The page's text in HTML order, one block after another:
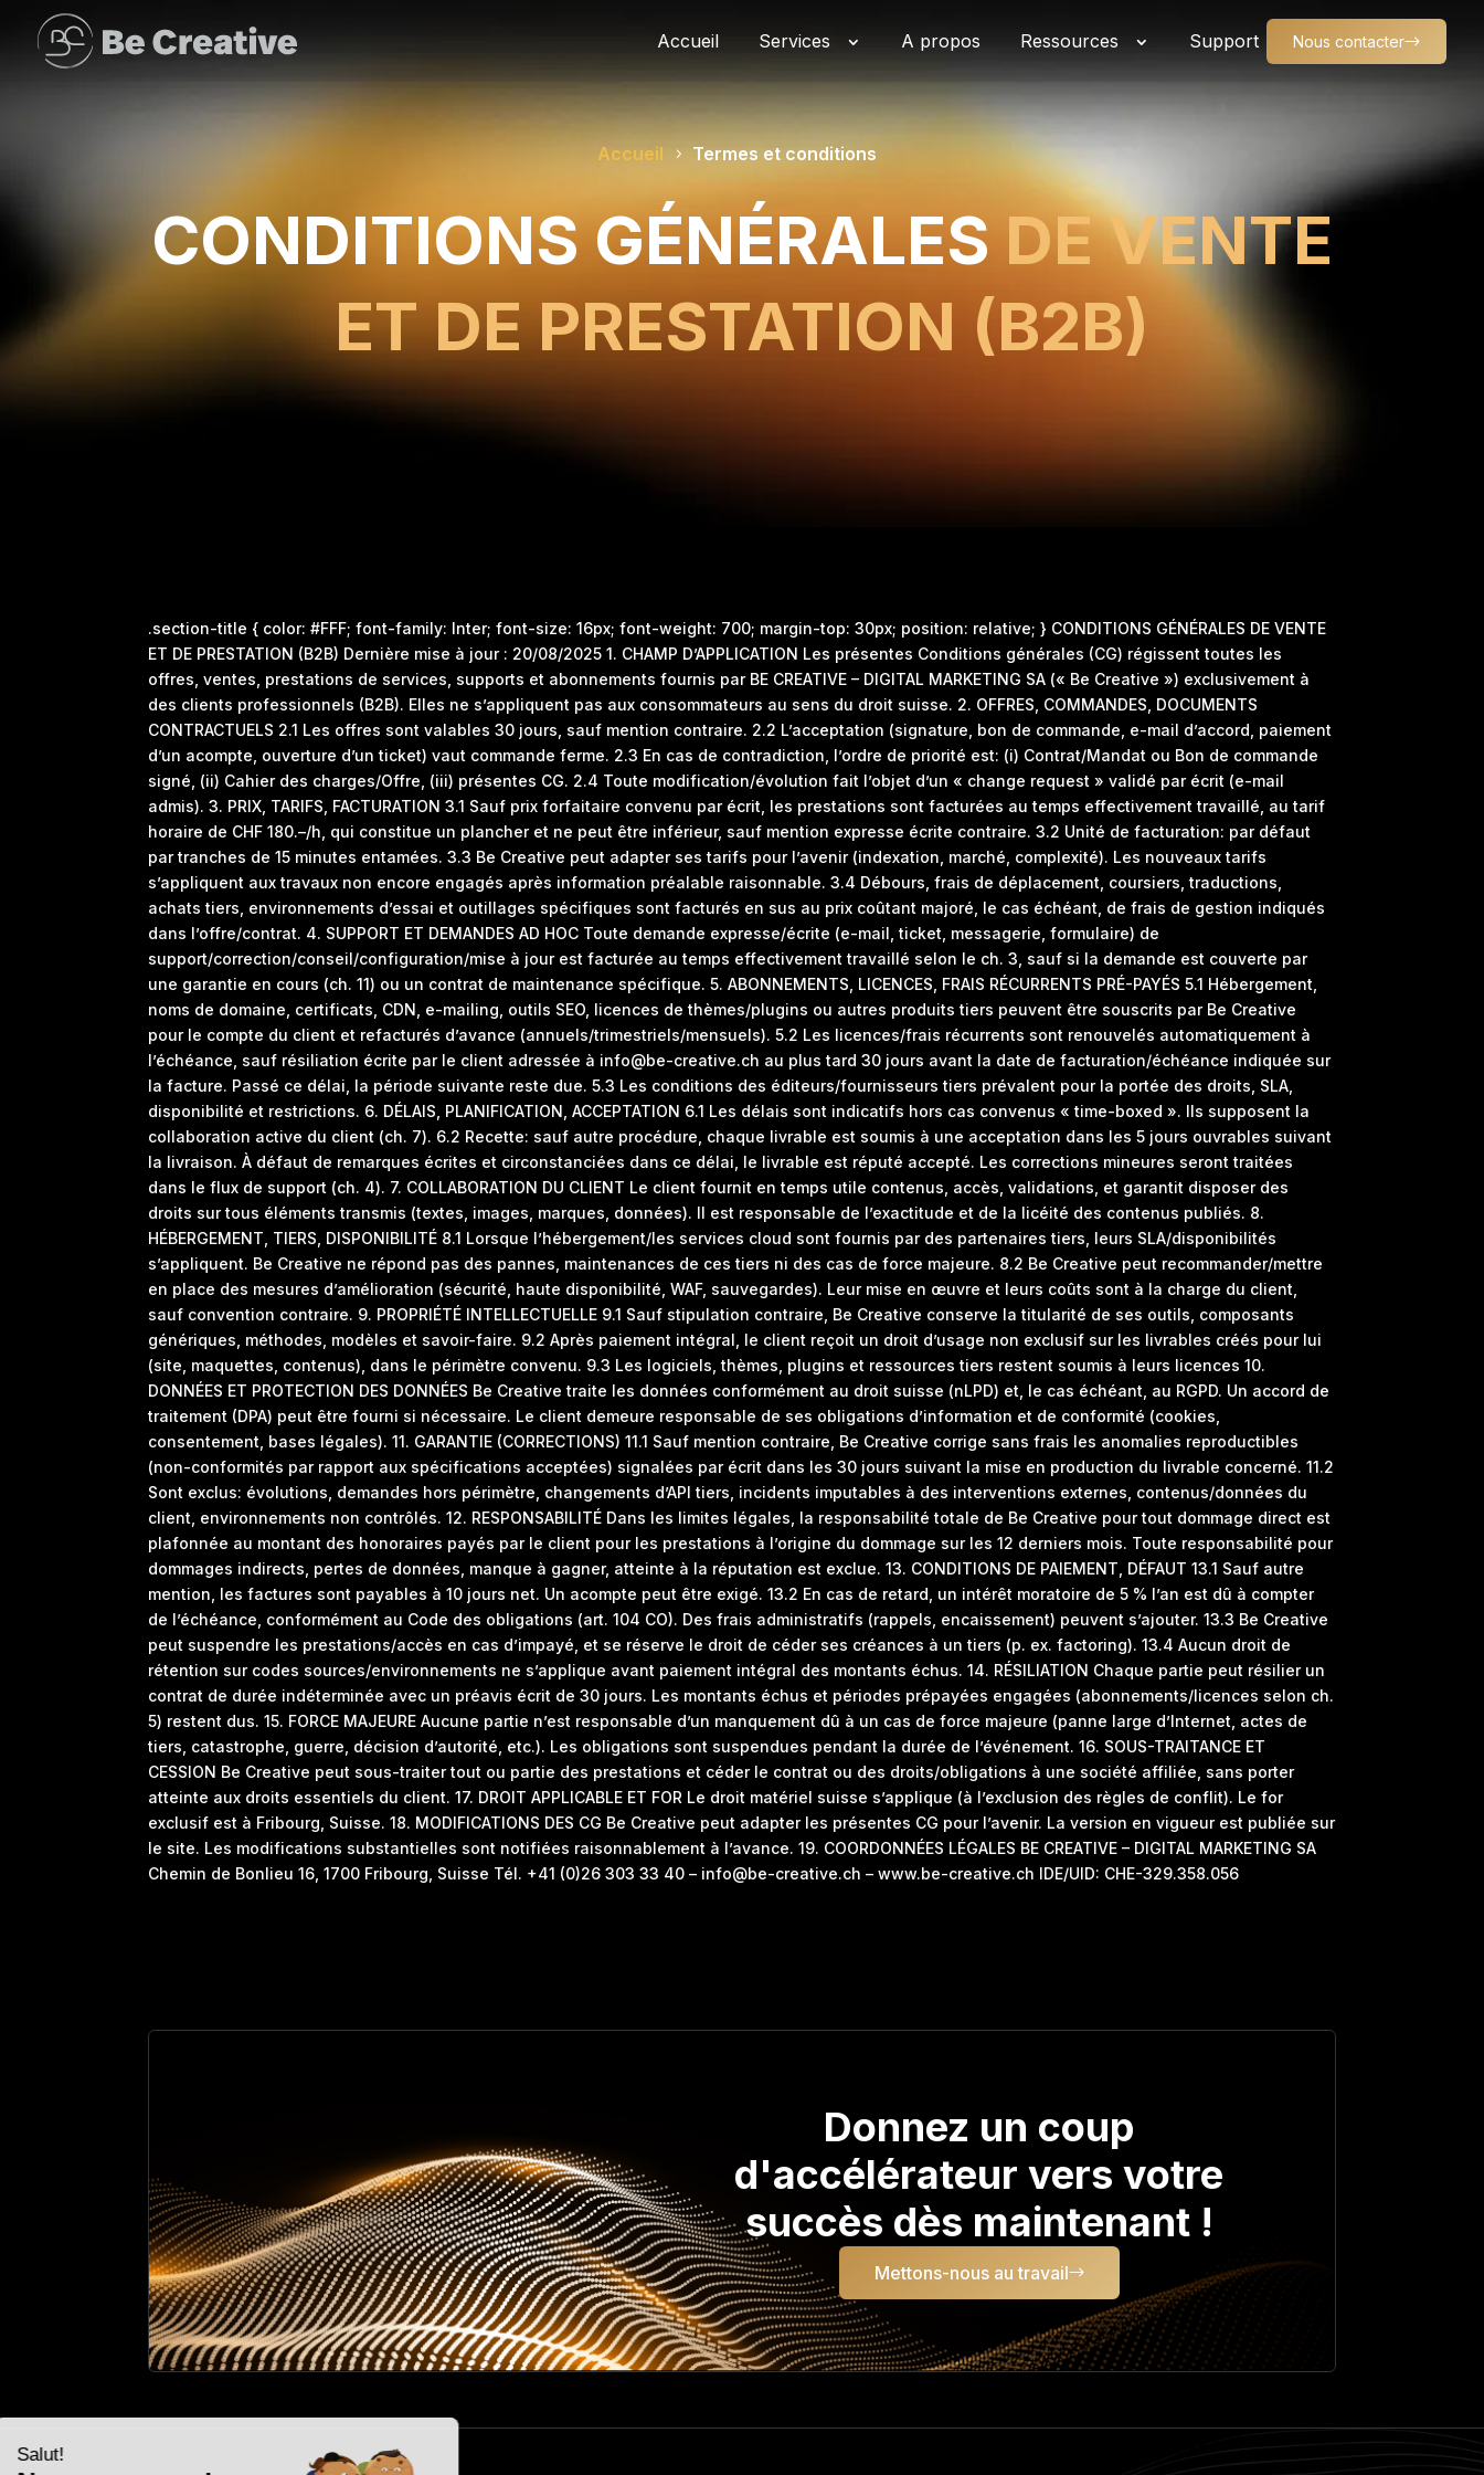
Accueil Services A propos Ressources Support Nous contacter
Accueil Termes et conditions
CONDITIONS GÉNÉRALESDE VENTE
ET DE PRESTATION (B2B)
.section-title { color: #FFF; font-family: Inter; font-size: 16px; font-weight: 700; margin-top: 30px; position: relative; } CONDITIONS GÉNÉRALES DE VENTE
ET DE PRESTATION (B2B) Dernière mise à jour : 20/08/2025 1. CHAMP D’APPLICATION Les présentes Conditions générales (CG) régissent toutes les
offres, ventes, prestations de services, supports et abonnements fournis par BE CREATIVE – DIGITAL MARKETING SA (« Be Creative ») exclusivement à
des clients professionnels (B2B). Elles ne s’appliquent pas aux consommateurs au sens du droit suisse. 2. OFFRES, COMMANDES, DOCUMENTS
CONTRACTUELS 2.1 Les offres sont valables 30 jours, sauf mention contraire. 2.2 L’acceptation (signature, bon de commande, e-mail d’accord, paiement
d’un acompte, ouverture d’un ticket) vaut commande ferme. 2.3 En cas de contradiction, l’ordre de priorité est: (i) Contrat/Mandat ou Bon de commande
signé, (ii) Cahier des charges/Offre, (iii) présentes CG. 2.4 Toute modification/évolution fait l’objet d’un « change request » validé par écrit (e-mail
admis). 3. PRIX, TARIFS, FACTURATION 3.1 Sauf prix forfaitaire convenu par écrit, les prestations sont facturées au temps effectivement travaillé, au tarif
horaire de CHF 180.–/h, qui constitue un plancher et ne peut être inférieur, sauf mention expresse écrite contraire. 3.2 Unité de facturation: par défaut
par tranches de 15 minutes entamées. 3.3 Be Creative peut adapter ses tarifs pour l’avenir (indexation, marché, complexité). Les nouveaux tarifs
s’appliquent aux travaux non encore engagés après information préalable raisonnable. 3.4 Débours, frais de déplacement, coursiers, traductions,
achats tiers, environnements d’essai et outillages spécifiques sont facturés en sus au prix coûtant majoré, le cas échéant, de frais de gestion indiqués
dans l’offre/contrat. 4. SUPPORT ET DEMANDES AD HOC Toute demande expresse/écrite (e-mail, ticket, messagerie, formulaire) de
support/correction/conseil/configuration/mise à jour est facturée au temps effectivement travaillé selon le ch. 3, sauf si la demande est couverte par
une garantie en cours (ch. 11) ou un contrat de maintenance spécifique. 5. ABONNEMENTS, LICENCES, FRAIS RÉCURRENTS PRÉ-PAYÉS 5.1 Hébergement,
noms de domaine, certificats, CDN, e-mailing, outils SEO, licences de thèmes/plugins ou autres produits tiers peuvent être souscrits par Be Creative
pour le compte du client et refacturés d’avance (annuels/trimestriels/mensuels). 5.2 Les licences/frais récurrents sont renouvelés automatiquement à
l’échéance, sauf résiliation écrite par le client adressée à info@be-creative.ch au plus tard 30 jours avant la date de facturation/échéance indiquée sur
la facture. Passé ce délai, la période suivante reste due. 5.3 Les conditions des éditeurs/fournisseurs tiers prévalent pour la portée des droits, SLA,
disponibilité et restrictions. 6. DÉLAIS, PLANIFICATION, ACCEPTATION 6.1 Les délais sont indicatifs hors cas convenus « time-boxed ». Ils supposent la
collaboration active du client (ch. 7). 6.2 Recette: sauf autre procédure, chaque livrable est soumis à une acceptation dans les 5 jours ouvrables suivant
la livraison. À défaut de remarques écrites et circonstanciées dans ce délai, le livrable est réputé accepté. Les corrections mineures seront traitées
dans le flux de support (ch. 4). 7. COLLABORATION DU CLIENT Le client fournit en temps utile contenus, accès, validations, et garantit disposer des
droits sur tous éléments transmis (textes, images, marques, données). Il est responsable de l’exactitude et de la licéité des contenus publiés. 8.
HÉBERGEMENT, TIERS, DISPONIBILITÉ 8.1 Lorsque l’hébergement/les services cloud sont fournis par des partenaires tiers, leurs SLA/disponibilités
s’appliquent. Be Creative ne répond pas des pannes, maintenances de ces tiers ni des cas de force majeure. 8.2 Be Creative peut recommander/mettre
en place des mesures d’amélioration (sécurité, haute disponibilité, WAF, sauvegardes). Leur mise en œuvre et leurs coûts sont à la charge du client,
sauf convention contraire. 9. PROPRIÉTÉ INTELLECTUELLE 9.1 Sauf stipulation contraire, Be Creative conserve la titularité de ses outils, composants
génériques, méthodes, modèles et savoir-faire. 9.2 Après paiement intégral, le client reçoit un droit d’usage non exclusif sur les livrables créés pour lui
(site, maquettes, contenus), dans le périmètre convenu. 9.3 Les logiciels, thèmes, plugins et ressources tiers restent soumis à leurs licences 10.
DONNÉES ET PROTECTION DES DONNÉES Be Creative traite les données conformément au droit suisse (nLPD) et, le cas échéant, au RGPD. Un accord de
traitement (DPA) peut être fourni si nécessaire. Le client demeure responsable de ses obligations d’information et de conformité (cookies,
consentement, bases légales). 11. GARANTIE (CORRECTIONS) 11.1 Sauf mention contraire, Be Creative corrige sans frais les anomalies reproductibles
(non-conformités par rapport aux spécifications acceptées) signalées par écrit dans les 30 jours suivant la mise en production du livrable concerné. 11.2
Sont exclus: évolutions, demandes hors périmètre, changements d’API tiers, incidents imputables à des interventions externes, contenus/données du
client, environnements non contrôlés. 12. RESPONSABILITÉ Dans les limites légales, la responsabilité totale de Be Creative pour tout dommage direct est
plafonnée au montant des honoraires payés par le client pour les prestations à l’origine du dommage sur les 12 derniers mois. Toute responsabilité pour
dommages indirects, pertes de données, manque à gagner, atteinte à la réputation est exclue. 13. CONDITIONS DE PAIEMENT, DÉFAUT 13.1 Sauf autre
mention, les factures sont payables à 10 jours net. Un acompte peut être exigé. 13.2 En cas de retard, un intérêt moratoire de 5 % l’an est dû à compter
de l’échéance, conformément au Code des obligations (art. 104 CO). Des frais administratifs (rappels, encaissement) peuvent s’ajouter. 13.3 Be Creative
peut suspendre les prestations/accès en cas d’impayé, et se réserve le droit de céder ses créances à un tiers (p. ex. factoring). 13.4 Aucun droit de
rétention sur codes sources/environnements ne s’applique avant paiement intégral des montants échus. 14. RÉSILIATION Chaque partie peut résilier un
contrat de durée indéterminée avec un préavis écrit de 30 jours. Les montants échus et périodes prépayées engagées (abonnements/licences selon ch.
5) restent dus. 15. FORCE MAJEURE Aucune partie n’est responsable d’un manquement dû à un cas de force majeure (panne large d’Internet, actes de
tiers, catastrophe, guerre, décision d’autorité, etc.). Les obligations sont suspendues pendant la durée de l’événement. 16. SOUS-TRAITANCE ET
CESSION Be Creative peut sous-traiter tout ou partie des prestations et céder le contrat ou des droits/obligations à une société affiliée, sans porter
atteinte aux droits essentiels du client. 17. DROIT APPLICABLE ET FOR Le droit matériel suisse s’applique (à l’exclusion des règles de conflit). Le for
exclusif est à Fribourg, Suisse. 18. MODIFICATIONS DES CG Be Creative peut adapter les présentes CG pour l’avenir. La version en vigueur est publiée sur
le site. Les modifications substantielles sont notifiées raisonnablement à l’avance. 19. COORDONNÉES LÉGALES BE CREATIVE – DIGITAL MARKETING SA
Chemin de Bonlieu 16, 1700 Fribourg, Suisse Tél. +41 (0)26 303 33 40 – info@be-creative.ch – www.be-creative.ch IDE/UID: CHE-329.358.056
Donnez un coup
d'accélérateur vers votre
succès dès maintenant !
Mettons-nous au travail
Salut!